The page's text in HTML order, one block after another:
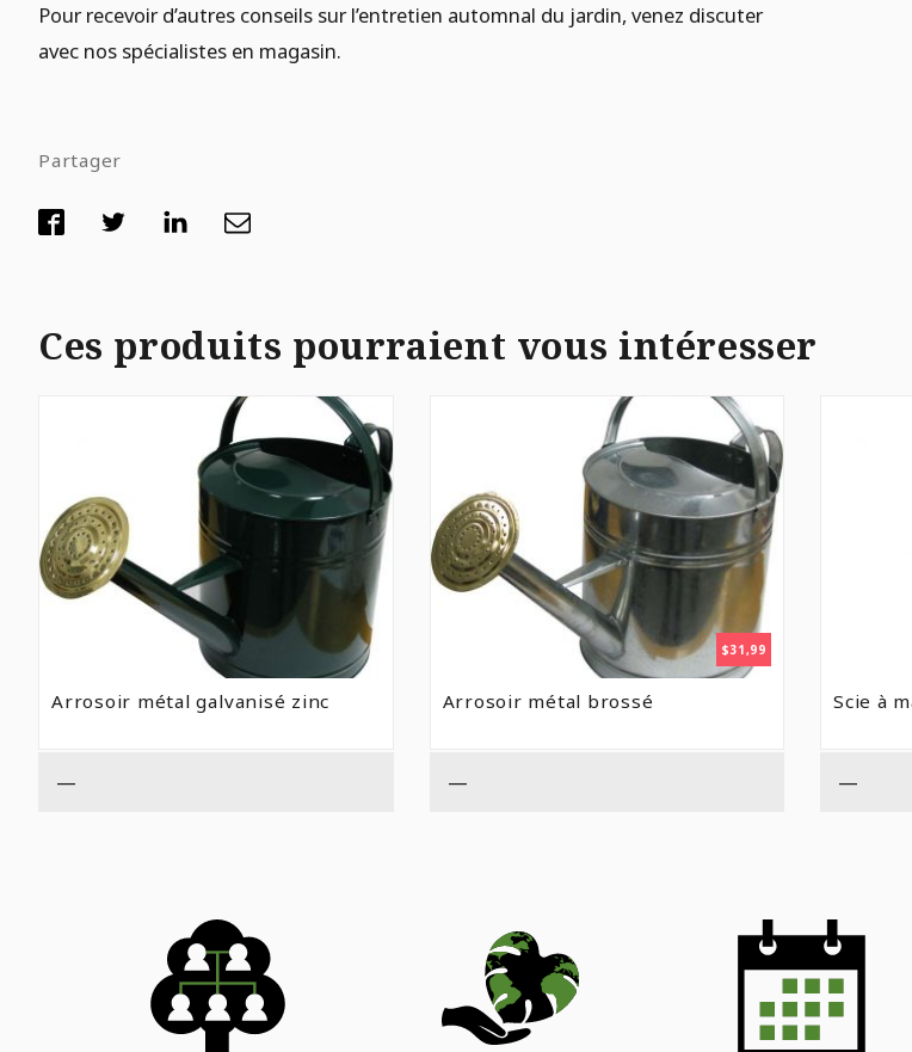
Pour recevoir d’autres conseils sur l’entretien automnal du jardin, venez discuter
avec nos spécialistes en magasin.
Partager
Ces produits pourraient vous intéresser
Arrosoir métal galvanisé zinc
—
$31,99
Arrosoir métal brossé
—
Scie à
—